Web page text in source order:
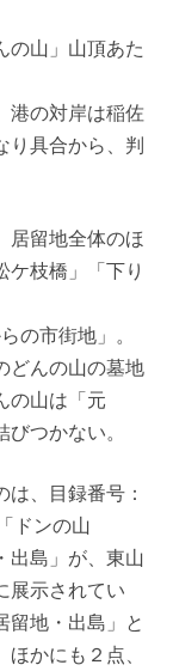
の山」山頂あた
港の対岸は稲佐
り具合から、判
居留地全体のほ
枝橋」「下り
の市街地」。
どんの山の墓地
の山は「元
つかない。
は、目録番号：
ドンの山
出島」が、東山
展示されてい
留地・出島」と
かにも２点、